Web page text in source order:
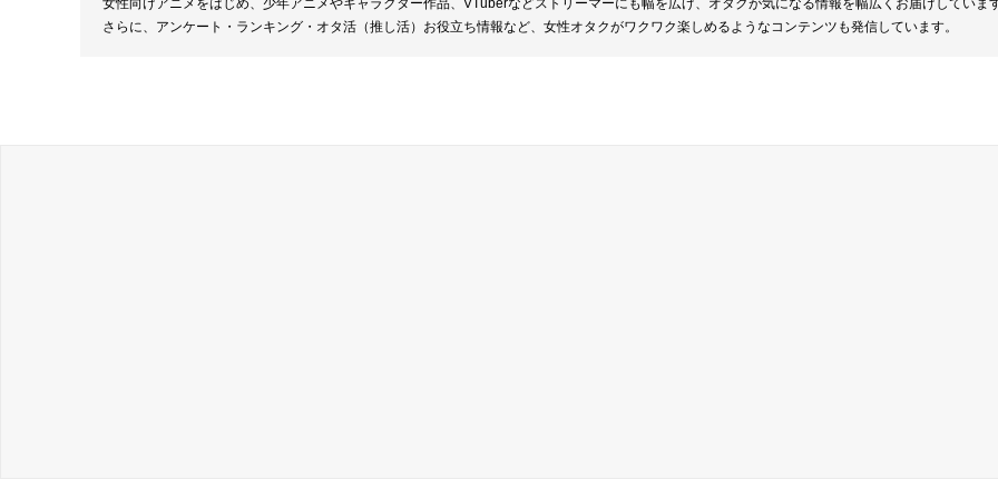
女性向けアニメをはじめ、少年アニメやキャラクター作品、VTuberなどストリーマーにも幅を広げ、オタクが気になる情報を幅広くお届けしていま
さらに、アンケート・ランキング・オタ活（推し活）お役立ち情報など、女性オタクがワクワク楽しめるようなコンテンツも発信しています。